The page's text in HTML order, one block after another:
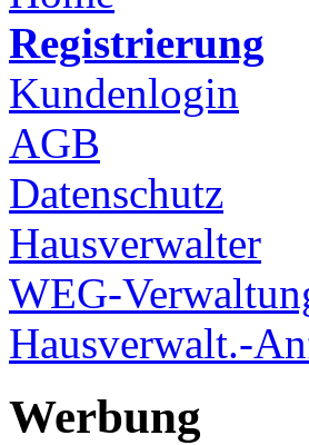
Registrierung
Kundenlogin
AGB
Datenschutz
Hausverwalter
WEG-
Hausverwalt.-
Werbung